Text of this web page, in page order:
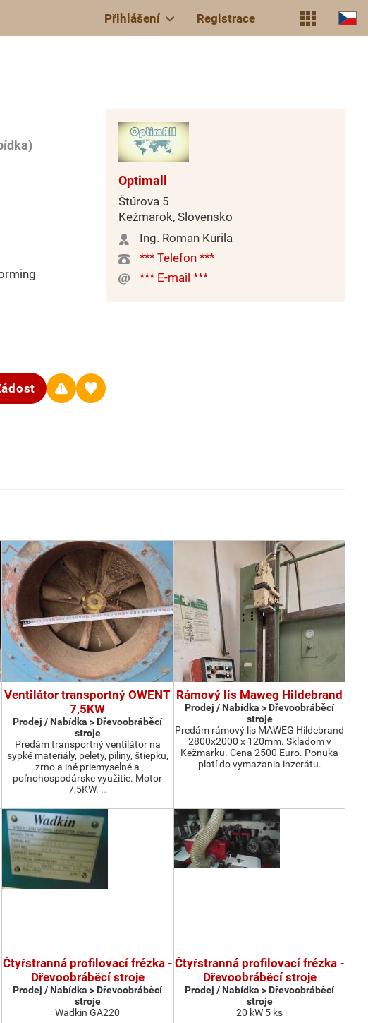
Přihlášení Registrace
Optimall
Štúrova 5
Kežmarok, Slovensko
Ing. Roman Kurila
*** Telefon ***
*** E-mail ***
Ventilátor transportný OWENT
7,5KW
Prodej / Nabídka > Dřevoobráběcí
stroje
Predám transportný ventilátor na
sypké materiály, pelety, piliny, štiepku,
zrno a iné priemyselné a
poľnohospodárske využitie. Motor
7,5KW. …
Rámový lis Maweg Hildebrand
Prodej / Nabídka > Dřevoobráběcí
stroje
Predám rámový lis MAWEG Hildebrand
2800x2000 x 120mm. Skladom v
Kežmarku. Cena 2500 Euro. Ponuka
platí do vymazania inzerátu.
Čtyřstranná profilovací frézka -
Dřevoobráběcí stroje
Prodej / Nabídka > Dřevoobráběcí
stroje
Wadkin GA220
Čtyřstranná profilovací frézka -
Dřevoobráběcí stroje
Prodej / Nabídka > Dřevoobráběcí
stroje
20 kW 5 ks